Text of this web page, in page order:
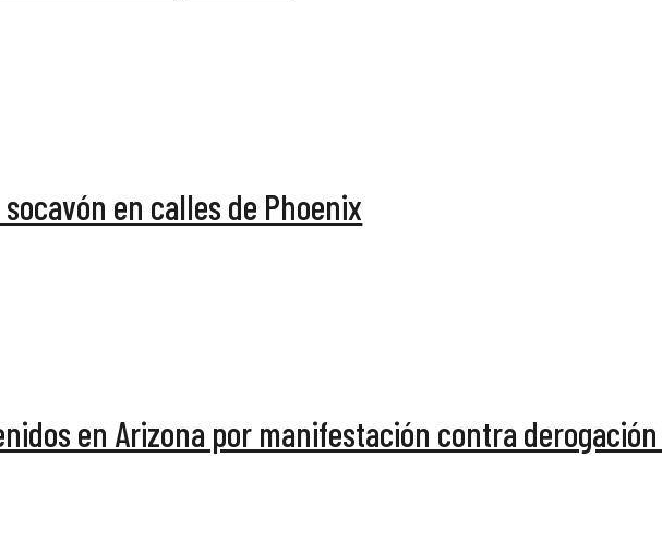
en calles de Phoenix
en Arizona por manifestación contra